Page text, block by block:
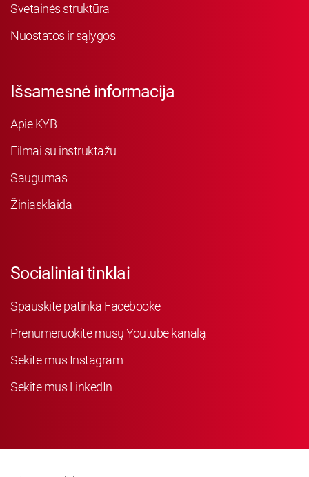
Svetainės struktūra
Nuostatos ir sąlygos
Išsamesnė informacija
Apie KYB
Filmai su instruktažu
Saugumas
Žiniasklaida
Socialiniai tinklai
Spauskite patinka Facebooke
Prenumeruokite mūsų Youtube kanalą
Sekite mus Instagram
Sekite mus LinkedIn